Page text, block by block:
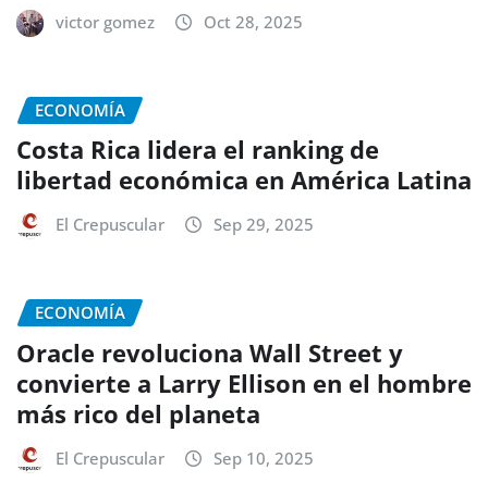
victor gomez Oct 28, 2025
ECONOMÍA
Costa Rica lidera el ranking de
libertad económica en América Latina
El Crepuscular Sep 29, 2025
ECONOMÍA
Oracle revoluciona Wall Street y
convierte a Larry Ellison en el hombre
más rico del planeta
El Crepuscular Sep 10, 2025